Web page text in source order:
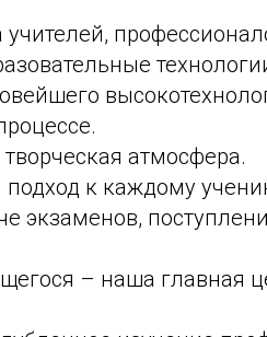
атмосфера.
к каждому
экзаменов,
– наша главная